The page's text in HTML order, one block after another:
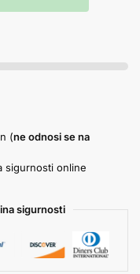
(ne odnosi se na
sigurnosti online
sigurnosti